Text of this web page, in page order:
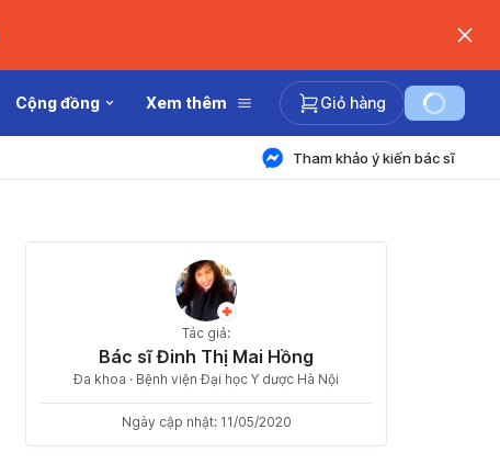
Cộng đồng Xem thêm Giỏ hàng
Tham khảo ý kiến bác sĩ
Tác giả:
Bác sĩ Đinh Thị Mai Hồng
Đa khoa · Bệnh viện Đại học Y dược Hà Nội
Ngày cập nhật: 11/05/2020